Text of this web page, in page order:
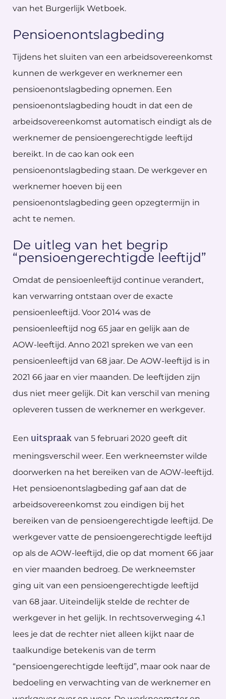
van het Burgerlijk Wetboek.
Pensioenontslagbeding
Tijdens het sluiten van een arbeidsovereenkomst
kunnen de werkgever en werknemer een
pensioenontslagbeding opnemen. Een
pensioenontslagbeding houdt in dat een de
arbeidsovereenkomst automatisch eindigt als de
werknemer de pensioengerechtigde leeftijd
bereikt. In de cao kan ook een
pensioenontslagbeding staan. De werkgever en
werknemer hoeven bij een
pensioenontslagbeding geen opzegtermijn in
acht te nemen.
De uitleg van het begrip
“pensioengerechtigde leeftijd”
Omdat de pensioenleeftijd continue verandert,
kan verwarring ontstaan over de exacte
pensioenleeftijd. Voor 2014 was de
pensioenleeftijd nog 65 jaar en gelijk aan de
AOW-leeftijd. Anno 2021 spreken we van een
pensioenleeftijd van 68 jaar. De AOW-leeftijd is in
2021 66 jaar en vier maanden. De leeftijden zijn
dus niet meer gelijk. Dit kan verschil van mening
opleveren tussen de werknemer en werkgever.
Een uitspraak van 5 februari 2020 geeft dit
meningsverschil weer. Een werkneemster wilde
doorwerken na het bereiken van de AOW-leeftijd.
Het pensioenontslagbeding gaf aan dat de
arbeidsovereenkomst zou eindigen bij het
bereiken van de pensioengerechtigde leeftijd. De
werkgever vatte de pensioengerechtigde leeftijd
op als de AOW-leeftijd, die op dat moment 66 jaar
en vier maanden bedroeg. De werkneemster
ging uit van een pensioengerechtigde leeftijd
van 68 jaar. Uiteindelijk stelde de rechter de
werkgever in het gelijk. In rechtsoverweging 4.1
lees je dat de rechter niet alleen kijkt naar de
taalkundige betekenis van de term
“pensioengerechtigde leeftijd”, maar ook naar de
bedoeling en verwachting van de werknemer en